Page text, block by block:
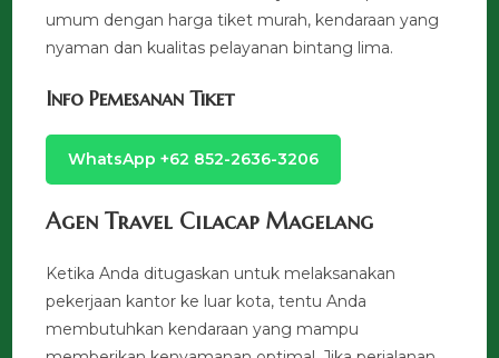
umum dengan harga tiket murah, kendaraan yang
nyaman dan kualitas pelayanan bintang lima.
Info Pemesanan Tiket
WhatsApp +62 852-2636-3206
Agen Travel Cilacap Magelang
Ketika Anda ditugaskan untuk melaksanakan
pekerjaan kantor ke luar kota, tentu Anda
membutuhkan kendaraan yang mampu